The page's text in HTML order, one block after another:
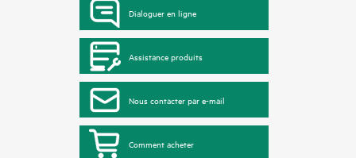
Dialoguer en ligne
Assistance produits
Nous contacter par e-mail
Comment acheter